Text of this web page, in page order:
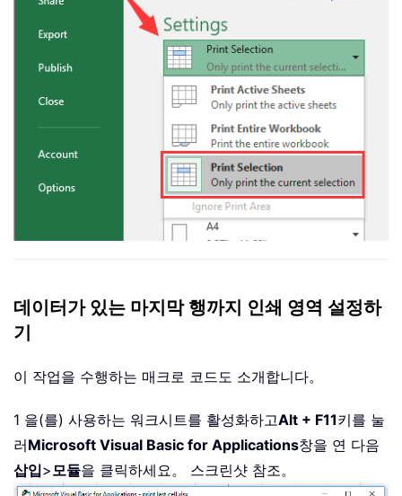
데이터가 있는 마지막 행까지 인쇄 영역 설정하
기
이 작업을 수행하는 매크로 코드도 소개합니다。
1 을(를) 사용하는 워크시트를 활성화하고Alt + F11키를 눌
러Microsoft Visual Basic for Applications창을 연 다음
삽입>모듈을 클릭하세요。 스크린샷 참조。